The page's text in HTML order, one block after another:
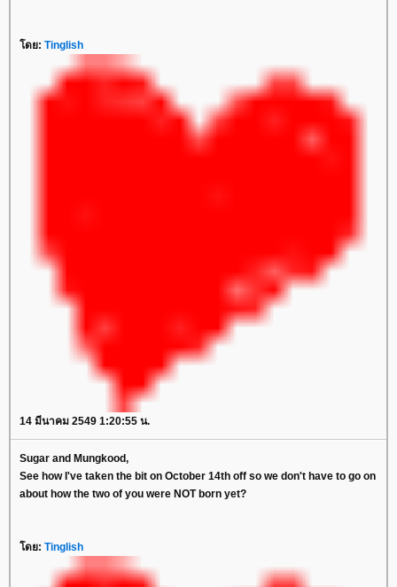
ดย: Tinglish
14 มีนาคม 2549 1:20:55 น.
Sugar and Mungkood,
See how I've taken the bit on October 14th off so we don't have to go on
about how the two of you were NOT born yet?
ดย: Tinglish